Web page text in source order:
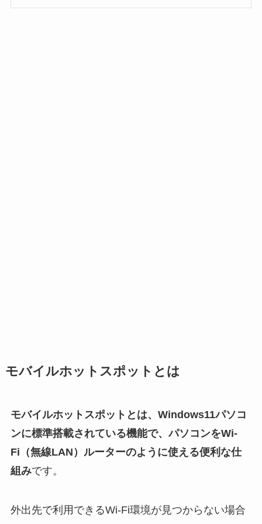
モバイルホットスポットとは
モバイルホットスポットとは、Windows11パソコ
ンに標準搭載されている機能で、パソコンをWi-
Fi（無線LAN）ルーターのように使える便利な仕
組みです。
外出先で利用できるWi-Fi環境が見つからない場合